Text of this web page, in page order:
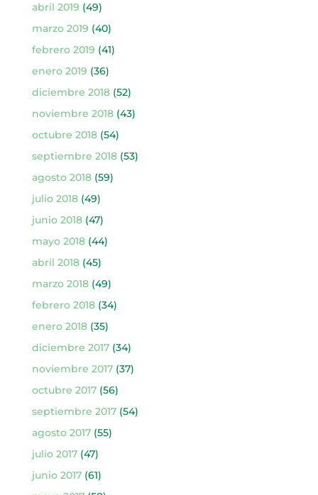
abril 2019 (49)
marzo 2019 (40)
febrero 2019 (41)
enero 2019 (36)
diciembre 2018(52)
noviembre 2018(43)
octubre 2018(54)
septiembre 2018(53)
agosto 2018(59)
julio 2018(49)
junio 2018(47)
mayo 2018(44)
abril 2018(45)
marzo 2018(49)
febrero 2018(34)
enero 2018(35)
diciembre 2017(34)
noviembre 2017(37)
octubre 2017(56)
septiembre 2017(54)
agosto 2017(55)
julio 2017(47)
junio 2017(61)